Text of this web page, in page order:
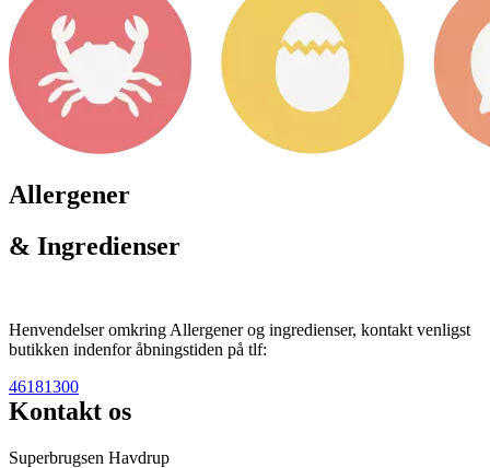
Allergener
& Ingredienser
Henvendelser omkring Allergener og ingredienser, kontakt venligst
butikken indenfor åbningstiden på tlf:
46181300
Kontakt os
Superbrugsen Havdrup